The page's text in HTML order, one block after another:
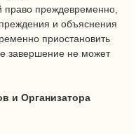
для
приза.
с
Акции в